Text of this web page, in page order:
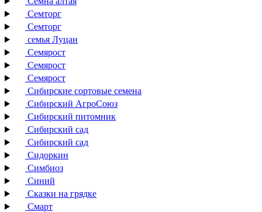
Семторг
Семторг
семья Луцан
Семярост
Семярост
Семярост
Сибирские сортовые семена
Сибирский АгроСоюз
Сибирский питомник
Сибирский сад
Сибирский сад
Сидоркин
Симбиоз
Синий
Сказки на грядке
Смарт